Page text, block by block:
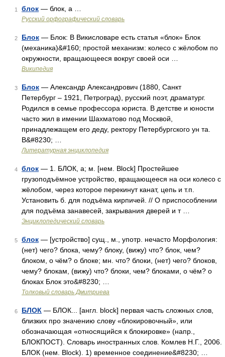
1 блок — блок, а …
Русский орфографический словарь
2 Блок — Блок: В Викисловаре есть статья «блок» Блок
(механика)&#160; простой механизм: колесо с жёлобом по
окружности, вращающееся вокруг своей оси …
Википедия
3 Блок — Александр Александрович (1880, Санкт
Петербург – 1921, Петроград), русский поэт, драматург.
Родился в семье профессора юриста. В детстве и юности
часто жил в имении Шахматово под Москвой,
принадлежащем его деду, ректору Петербургского ун та.
В&#8230; …
Литературная энциклопедия
4 блок — 1. БЛОК, а; м. [нем. Block] Простейшее
грузоподъёмное устройство, вращающееся на оси колесо с
жёлобом, через которое перекинут канат, цепь и т.п.
Установить б. для подъёма кирпичей. // О приспособлении
для подъёма занавесей, закрывания дверей и т …
Энциклопедический словарь
5 блок — [устройство] сущ., м., употр. нечасто Морфология:
(нет) чего? блока, чему? блоку, (вижу) что? блок, чем?
блоком, о чём? о блоке; мн. что? блоки, (нет) чего? блоков,
чему? блокам, (вижу) что? блоки, чем? блоками, о чём? о
блоках Блок это&#8230; …
Толковый словарь Дмитриева
6 БЛОК — БЛОК... [англ. block] первая часть сложных слов,
близких про значению слову «блокировочный», или
обозначающая «относящийся к блокировке» (напр.,
БЛОКПОСТ). Словарь иностранных слов. Комлев Н.Г., 2006.
БЛОК (нем. Block). 1) временное соединение&#8230; …